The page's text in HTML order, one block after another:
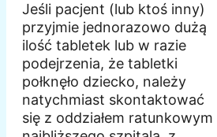
Jeśli pacjent (lub ktoś inny)
przyjmie jednorazowo dużą
ilość tabletek lub w razie
podejrzenia, że tabletki
połknęło dziecko, należy
natychmiast skontaktować
się z oddziałem ratunkowym